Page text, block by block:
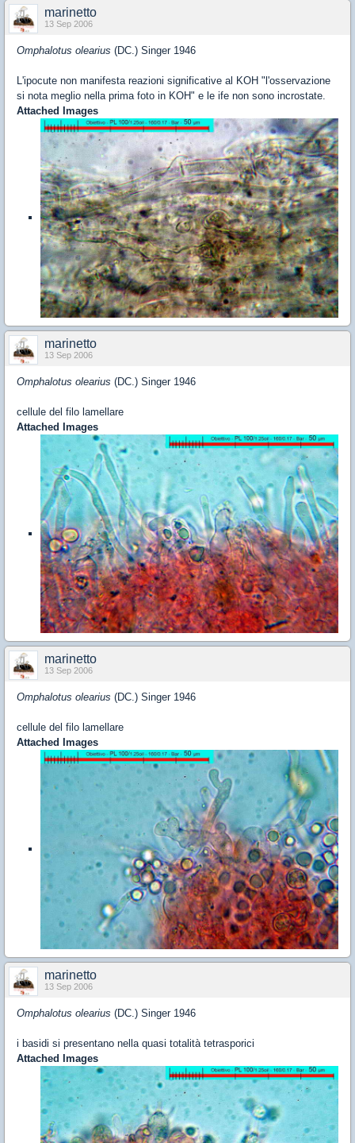
marinetto
13 Sep 2006
Omphalotus olearius (DC.) Singer 1946
L'ipocute non manifesta reazioni significative al KOH "l'osservazione
si nota meglio nella prima foto in KOH" e le ife non sono incrostate.
Attached Images
marinetto
13 Sep 2006
Omphalotus olearius (DC.) Singer 1946
cellule del filo lamellare
Attached Images
marinetto
13 Sep 2006
Omphalotus olearius (DC.) Singer 1946
cellule del filo lamellare
Attached Images
marinetto
13 Sep 2006
Omphalotus olearius (DC.) Singer 1946
i basidi si presentano nella quasi totalità tetrasporici
Attached Images